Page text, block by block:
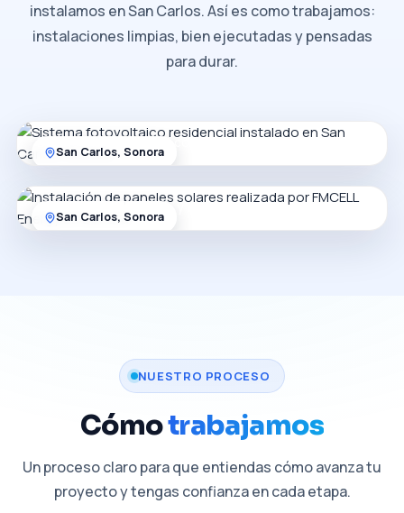
instalamos en San Carlos. Así es como trabajamos:
instalaciones limpias, bien ejecutadas y pensadas
para durar.
San Carlos, Sonora
Diseño a la medida del consumo del hogar
San Carlos, Sonora
Instalación de paneles
Montaje seguro, limpio y bien ejecutado
NUESTRO PROCESO
Cómotrabajamos
Un proceso claro para que entiendas cómo avanza tu
proyecto y tengas confianza en cada etapa.